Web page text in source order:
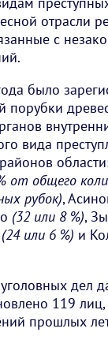
отрасли
с
было
порубки
вида
от общего
рубок),
(32 или 8 %),
(24 или 6 %) и
дел
119
прошлых